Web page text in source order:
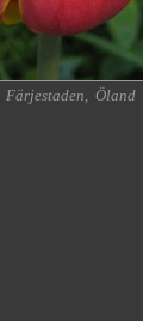
Färjestaden, Öland